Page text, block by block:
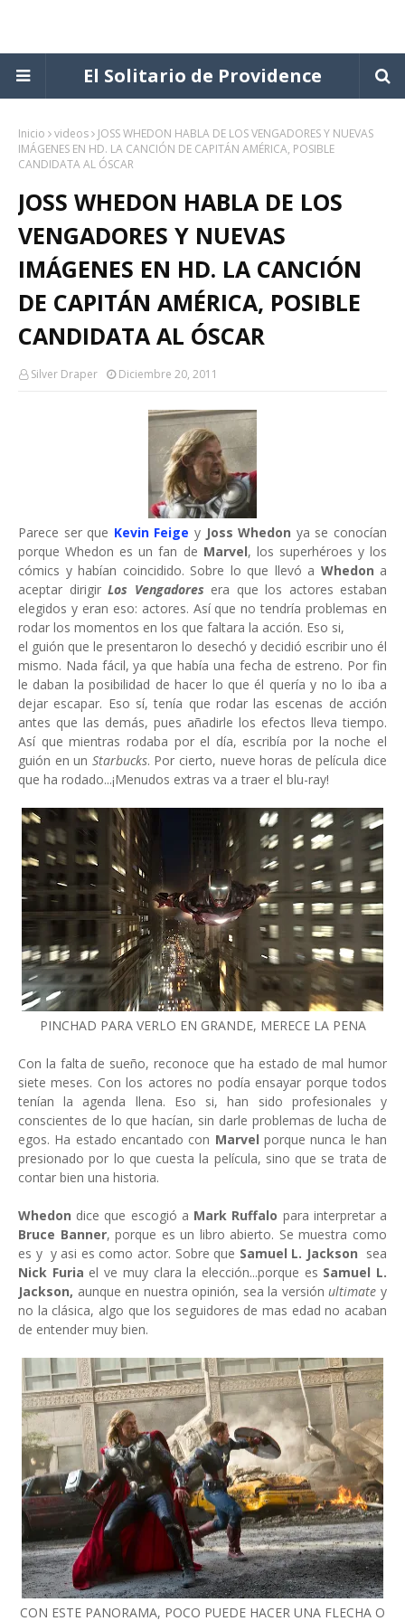
El Solitario de Providence
Inicio videos
JOSS WHEDON HABLA DE LOS VENGADORES Y NUEVAS
IMÁGENES EN HD. LA CANCIÓN DE CAPITÁN AMÉRICA, POSIBLE
CANDIDATA AL ÓSCAR
JOSS WHEDON HABLA DE LOS
VENGADORES Y NUEVAS
IMÁGENES EN HD. LA CANCIÓN
DE CAPITÁN AMÉRICA, POSIBLE
CANDIDATA AL ÓSCAR
Silver Draper Diciembre 20, 2011
Parece ser que Kevin Feige y Joss Whedon ya se conocían
porque Whedon es un fan de Marvel, los superhéroes y los
cómics y habían coincidido. Sobre lo que llevó a Whedon a
aceptar dirigir Los Vengadores era que los actores estaban
elegidos y eran eso: actores. Así que no tendría problemas en
rodar los momentos en los que faltara la acción. Eso si,
el guión que le presentaron lo desechó y decidió escribir uno él
mismo. Nada fácil, ya que había una fecha de estreno. Por fin
le daban la posibilidad de hacer lo que él quería y no lo iba a
dejar escapar. Eso sí, tenía que rodar las escenas de acción
antes que las demás, pues añadirle los efectos lleva tiempo.
Así que mientras rodaba por el día, escribía por la noche el
guión en un Starbucks. Por cierto, nueve horas de película dice
que ha rodado...¡Menudos extras va a traer el blu-ray!
PINCHAD PARA VERLO EN GRANDE, MERECE LA PENA
Con la falta de sueño, reconoce que ha estado de mal humor
siete meses. Con los actores no podía ensayar porque todos
tenían la agenda llena. Eso si, han sido profesionales y
conscientes de lo que hacían, sin darle problemas de lucha de
egos. Ha estado encantado con Marvel porque nunca le han
presionado por lo que cuesta la película, sino que se trata de
contar bien una historia.
Whedon dice que escogió a Mark Ruffalo para interpretar a
Bruce Banner, porque es un libro abierto. Se muestra como
es y y asi es como actor. Sobre que Samuel L. Jackson sea
Nick Furia el ve muy clara la elección...porque es Samuel L.
Jackson, aunque en nuestra opinión, sea la versiónultimate y
no la clásica, algo que los seguidores de mas edad no acaban
de entender muy bien.
CON ESTE PANORAMA, POCO PUEDE HACER UNA FLECHA O